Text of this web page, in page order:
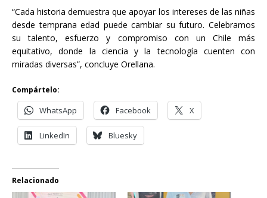
“Cada historia demuestra que apoyar los intereses de las niñas
desde temprana edad puede cambiar su futuro. Celebramos
su talento, esfuerzo y compromiso con un Chile más
equitativo, donde la ciencia y la tecnología cuenten con
miradas diversas”, concluye Orellana.
Compártelo:
WhatsApp Facebook X
LinkedIn Bluesky
Relacionado